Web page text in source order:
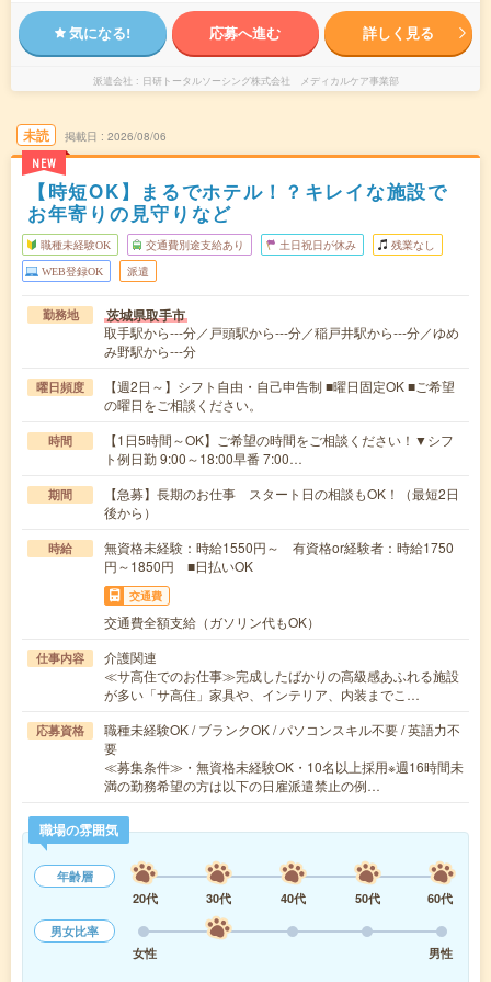
気になる! 応募へ進む 詳しく見る
派遣会社 日研トータルソーシング株式会社 メディカルケア事業部
未読
NEW
掲載日 2026/08/06
【時短OK】まるでホテル！？キレイな施設で
お年寄りの見守りなど
職種未経験OK 交通費別途支給あり 土日祝日が休み 残業なし
WEB登録OK 派遣
勤務地 茨城県取手市
取手駅から---分／戸頭駅から---分／稲戸井駅から---分／ゆめ
み野駅から---分
曜日頻度
【週2日～】シフト自由・自己申告制 ■曜日固定OK ■ご希望
の曜日をご相談ください。
時間
【1日5時間～OK】ご希望の時間をご相談ください！▼シフ
ト例日勤 9:00～18:00早番 7:00…
期間
【急募】長期のお仕事 スタート日の相談もOK！（最短2日
後から）
時給
無資格未経験：時給1550円～ 有資格or経験者：時給1750
円～1850円 ■日払いOK
交通費
交通費全額支給（ガソリン代もOK）
仕事内容
介護関連
≪サ高住でのお仕事≫完成したばかりの高級感あふれる施設
が多い「サ高住」家具や、インテリア、内装までこ…
応募資格
職種未経験OK / ブランクOK / パソコンスキル不要 / 英語力不
要
≪募集条件≫・無資格未経験OK・10名以上採用※週16時間未
満の勤務希望の方は以下の日雇派遣禁止の例…
職場の雰囲気
年齢層
20代
30代 40代 50代
60代
男女比率
女性
男性